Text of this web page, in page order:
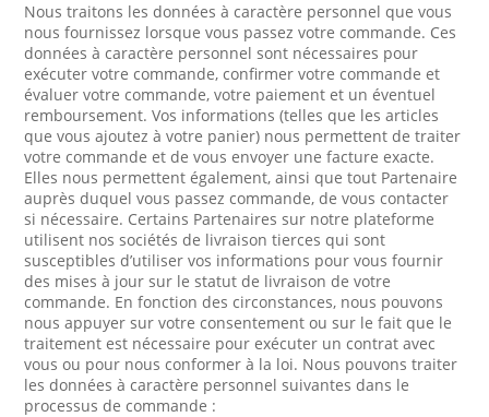
Nous traitons les données à caractère personnel que vous
nous fournissez lorsque vous passez votre commande. Ces
données à caractère personnel sont nécessaires pour
exécuter votre commande, confirmer votre commande et
évaluer votre commande, votre paiement et un éventuel
remboursement. Vos informations (telles que les articles
que vous ajoutez à votre panier) nous permettent de traiter
votre commande et de vous envoyer une facture exacte.
Elles nous permettent également, ainsi que tout Partenaire
auprès duquel vous passez commande, de vous contacter
si nécessaire. Certains Partenaires sur notre plateforme
utilisent nos sociétés de livraison tierces qui sont
susceptibles d’utiliser vos informations pour vous fournir
des mises à jour sur le statut de livraison de votre
commande. En fonction des circonstances, nous pouvons
nous appuyer sur votre consentement ou sur le fait que le
traitement est nécessaire pour exécuter un contrat avec
vous ou pour nous conformer à la loi. Nous pouvons traiter
les données à caractère personnel suivantes dans le
processus de commande :